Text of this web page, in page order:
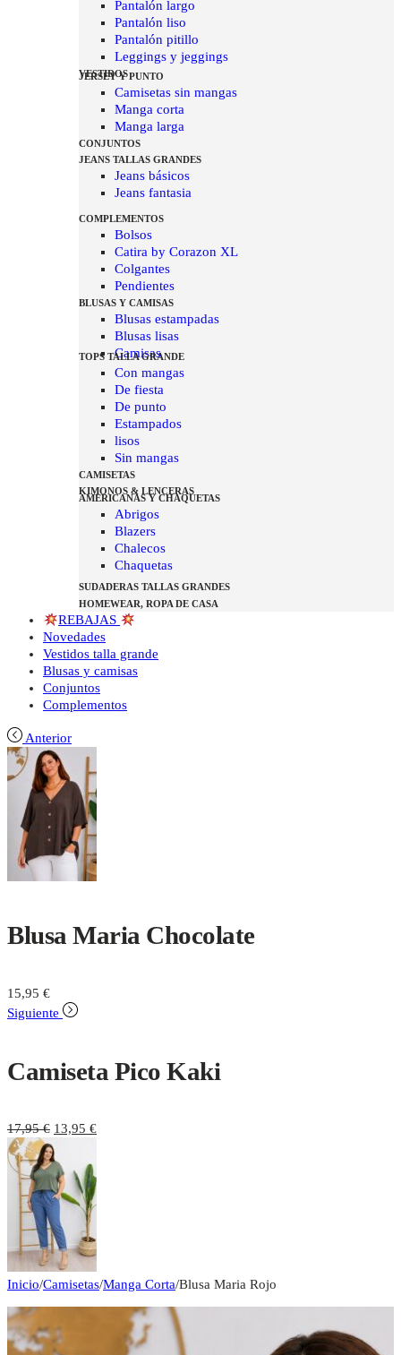
Pantalón largo
Pantalón liso
Pantalón pitillo
Leggings y jeggings
VESTIDOS
JERSEY Y PUNTO
Camisetas sin mangas
Manga corta
Manga larga
CONJUNTOS
JEANS TALLAS GRANDES
Jeans básicos
Jeans fantasia
COMPLEMENTOS
Bolsos
Catira by Corazon XL
Colgantes
Pendientes
BLUSAS Y CAMISAS
Blusas estampadas
Blusas lisas
Camisas
TOPS TALLA GRANDE
Con mangas
De fiesta
De punto
Estampados
lisos
Sin mangas
CAMISETAS
KIMONOS & LENCERAS
AMERICANAS Y CHAQUETAS
Abrigos
Blazers
Chalecos
Chaquetas
SUDADERAS TALLAS GRANDES
HOMEWEAR, ROPA DE CASA
REBAJAS
Novedades
Vestidos talla grande
Blusas y camisas
Conjuntos
Complementos
Anterior
Blusa Maria Chocolate
15,95 €
Siguiente
Camiseta Pico Kaki
17,95€ 13,95 €
Inicio/Camisetas/Manga Corta/Blusa Maria Rojo